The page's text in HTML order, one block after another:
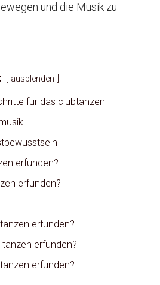
und die Musik zu
ausblenden
für das clubtanzen
erfunden?
erfunden?
erfunden?
erfunden?
erfunden?